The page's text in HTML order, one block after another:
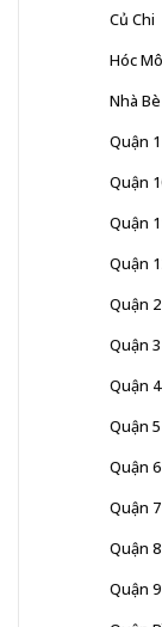
Củ Chi
Hóc
Nhà Bè
Quận 1
Quận
Quận
Quận
Quận 2
Quận 3
Quận 4
Quận 5
Quận 6
Quận 7
Quận 8
Quận 9